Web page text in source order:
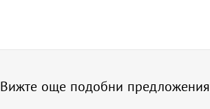
Вижте още подобни предложения